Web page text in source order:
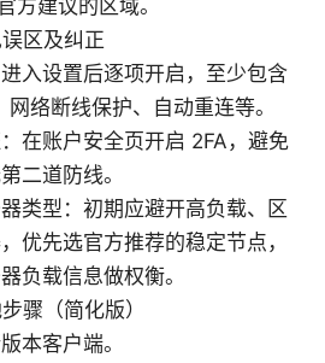
方建议的区域。
区及纠正
入设置后逐项开启，至少包含
络断线保护、自动重连等。
在账户安全页开启 2FA，避免
二道防线。
类型：初期应避开高负载、区
优先选官方推荐的稳定节点，
负载信息做权衡。
骤（简化版）
本客户端。